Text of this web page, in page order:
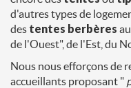
d'autres types de
des tentes berbères
de l'Ouest", de l'Est, du
Nous nous efforçons de
accueillants proposant "